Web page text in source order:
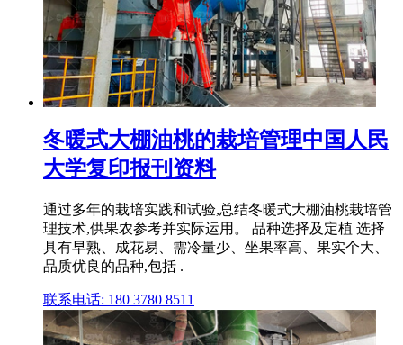
冬暖式大棚油桃的栽培管理中国人民
大学复印报刊资料
通过多年的栽培实践和试验,总结冬暖式大棚油桃栽培管
理技术,供果农参考并实际运用。 品种选择及定植 选择
具有早熟、成花易、需冷量少、坐果率高、果实个大、
品质优良的品种,包括 .
联系电话: 180 3780 8511